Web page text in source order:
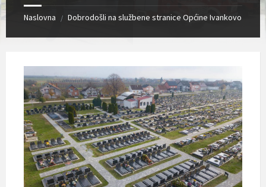
Naslovna / Dobrodošli na službene stranice Općine Ivankovo